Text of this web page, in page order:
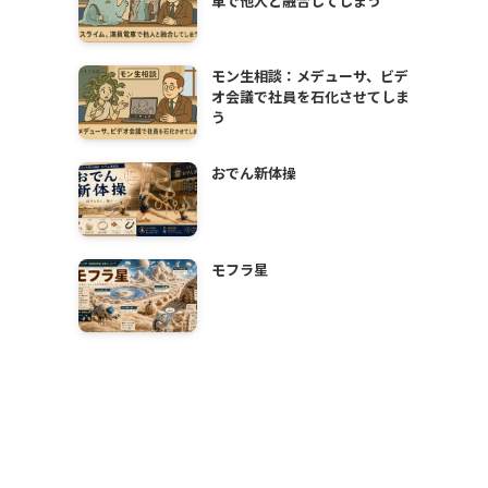
モン生相談：メデューサ、ビデ
オ会議で社員を石化させてしま
う
おでん新体操
モフラ星